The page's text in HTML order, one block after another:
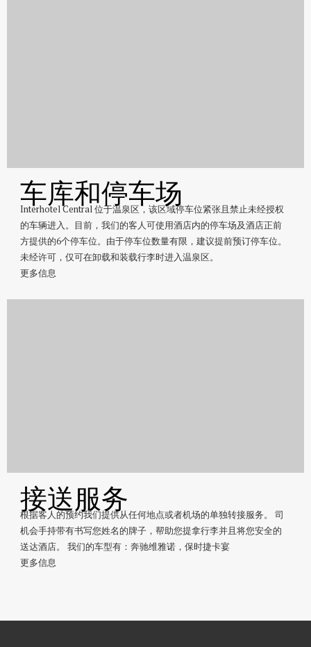
车库和停车场
Interhotel Central 位于温泉区，该区域停车位紧张且禁止未经授权
的车辆进入。目前，我们的客人可使用酒店内的停车场及酒店正前
方提供的6个停车位。由于停车位数量有限，建议提前预订停车位。
未经许可，仅可在卸载和装载行李时进入温泉区。
更多信息
接送服务
根据客人的预约我们提供从任何地点或者机场的单独转接服务。 司
机会手持带有书写您姓名的牌子，帮助您提拿行李并且将您安全的
送达酒店。 我们的车型有：奔驰维雅诺，保时捷卡宴
更多信息